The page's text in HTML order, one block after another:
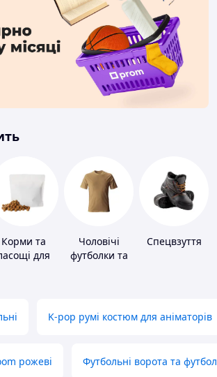
Корми та
для
Чоловічі
футболки та
Спецвзуття
K-pop румі костюм для аніматорів
рожеві Футбольні ворота та